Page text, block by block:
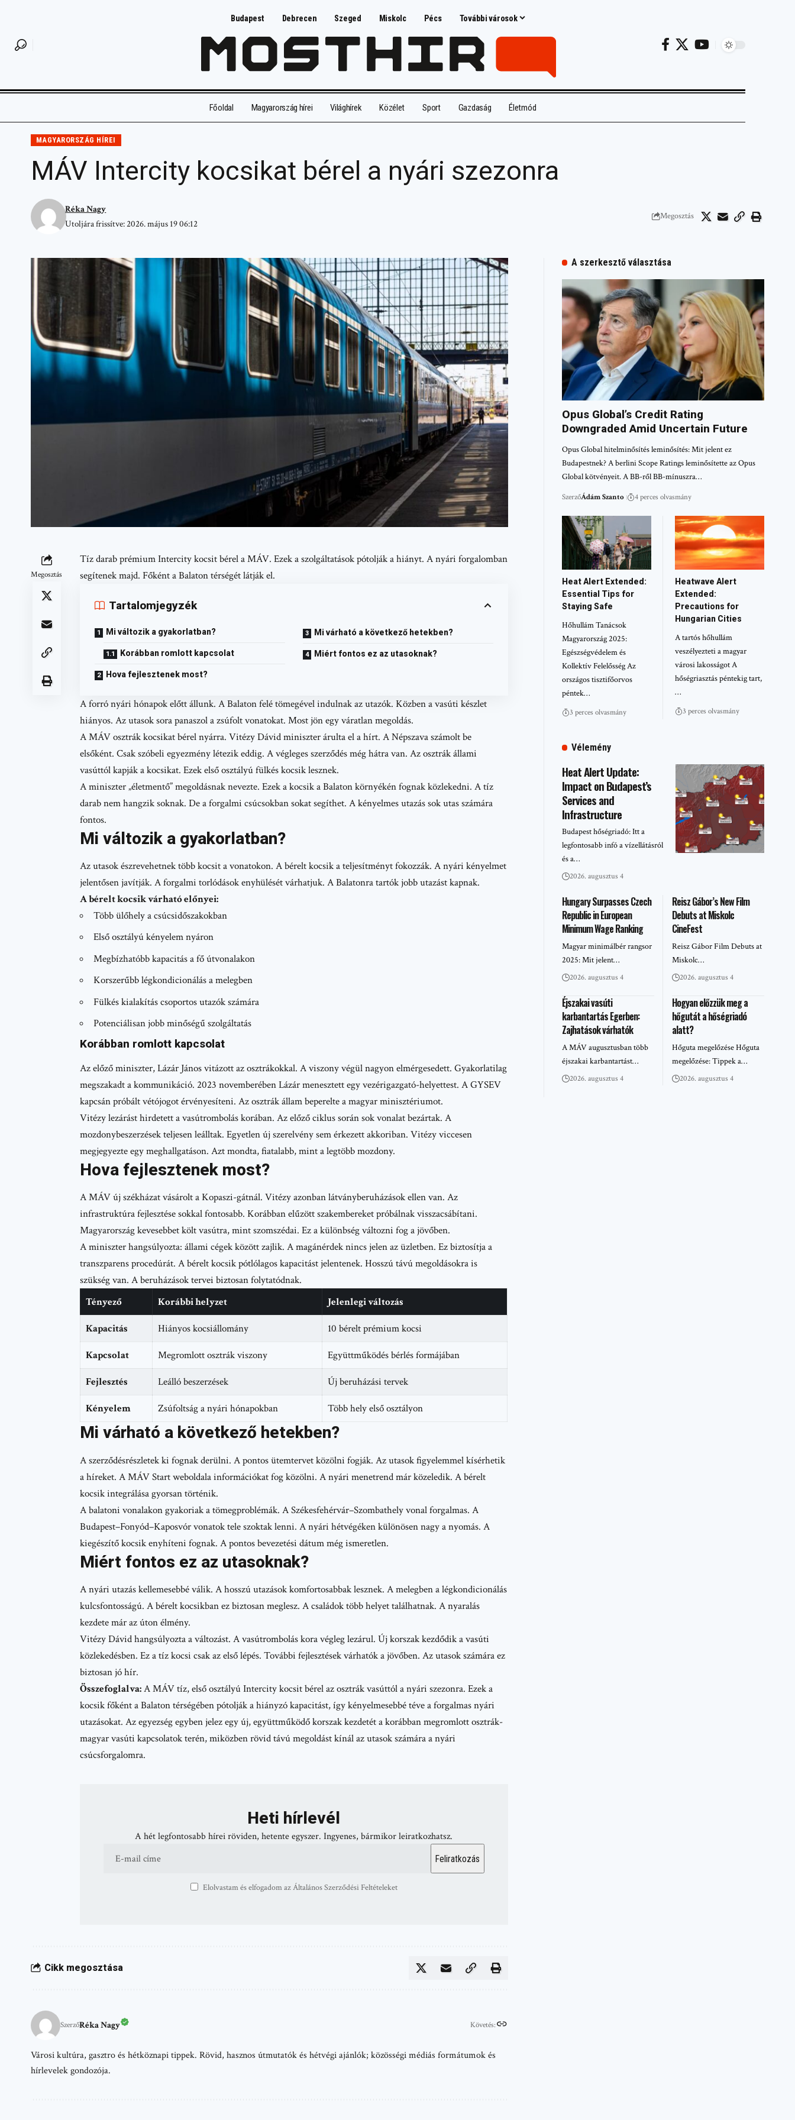
Budapest Debrecen Szeged Miskolc Pécs További városok
Főoldal Magyarország hírei Világhírek Közélet Sport Gazdaság Életmód
MAGYARORSZÁG HÍREI
MÁV Intercity kocsikat bérel a nyári szezonra
Utoljára frissítve: 2026. május 19 06:12
Réka Nagy
Megosztás
Megosztás
Tíz darab prémium Intercity kocsit bérel a MÁV. Ezek a szolgáltatások pótolják a hiányt. A nyári forgalomban
segítenek majd. Főként a Balaton térségét látják el.
Tartalomjegyzék
Mi változik a gyakorlatban?
Korábban romlott kapcsolat
Hova fejlesztenek most?
Mi várható a következő hetekben?
Miért fontos ez az utasoknak?
A forró nyári hónapok előtt állunk. A Balaton felé tömegével indulnak az utazók. Közben a vasúti készlet
hiányos. Az utasok sora panaszol a zsúfolt vonatokat. Most jön egy váratlan megoldás.
A MÁV osztrák kocsikat bérel nyárra. Vitézy Dávid miniszter árulta el a hírt. A Népszava számolt be
elsőként. Csak szóbeli egyezmény létezik eddig. A végleges szerződés még hátra van. Az osztrák állami
vasúttól kapják a kocsikat. Ezek első osztályú fülkés kocsik lesznek.
A miniszter „életmentő” megoldásnak nevezte. Ezek a kocsik a Balaton környékén fognak közlekedni. A tíz
darab nem hangzik soknak. De a forgalmi csúcsokban sokat segíthet. A kényelmes utazás sok utas számára
fontos.
Mi változik a gyakorlatban?
Az utasok észrevehetnek több kocsit a vonatokon. A bérelt kocsik a teljesítményt fokozzák. A nyári kényelmet
jelentősen javítják. A forgalmi torlódások enyhülését várhatjuk. A Balatonra tartók jobb utazást kapnak.
A bérelt kocsik várható előnyei:
Több ülőhely a csúcsidőszakokban
Első osztályú kényelem nyáron
Megbízhatóbb kapacitás a fő útvonalakon
Korszerűbb légkondicionálás a melegben
Fülkés kialakítás csoportos utazók számára
Potenciálisan jobb minőségű szolgáltatás
Korábban romlott kapcsolat
Az előző miniszter, Lázár János vitázott az osztrákokkal. A viszony végül nagyon elmérgesedett. Gyakorlatilag
megszakadt a kommunikáció. 2023 novemberében Lázár menesztett egy vezérigazgató-helyettest. A GYSEV
kapcsán próbált vétójogot érvényesíteni. Az osztrák állam beperelte a magyar minisztériumot.
Vitézy lezárást hirdetett a vasútrombolás korában. Az előző ciklus során sok vonalat bezártak. A
mozdonybeszerzések teljesen leálltak. Egyetlen új szerelvény sem érkezett akkoriban. Vitézy viccesen
megjegyezte egy meghallgatáson. Azt mondta, fiatalabb, mint a legtöbb mozdony.
Hova fejlesztenek most?
A MÁV új székházat vásárolt a Kopaszi-gátnál. Vitézy azonban látványberuházások ellen van. Az
infrastruktúra fejlesztése sokkal fontosabb. Korábban elűzött szakembereket próbálnak visszacsábítani.
Magyarország kevesebbet költ vasútra, mint szomszédai. Ez a különbség változni fog a jövőben.
A miniszter hangsúlyozta: állami cégek között zajlik. A magánérdek nincs jelen az üzletben. Ez biztosítja a
transzparens procedúrát. A bérelt kocsik pótlólagos kapacitást jelentenek. Hosszú távú megoldásokra is
szükség van. A beruházások tervei biztosan folytatódnak.
Tényező
Korábbi helyzet Jelenlegi változás
Kapacitás Hiányos kocsiállomány 10 bérelt prémium kocsi
Kapcsolat Megromlott osztrák viszony Együttműködés bérlés formájában
Fejlesztés Leálló beszerzések Új beruházási tervek
Kényelem Zsúfoltság a nyári hónapokban Több hely első osztályon
Mi várható a következő hetekben?
A szerződésrészletek ki fognak derülni. A pontos ütemtervet közölni fogják. Az utasok figyelemmel kísérhetik
a híreket. A MÁV Start weboldala információkat fog közölni. A nyári menetrend már közeledik. A bérelt
kocsik integrálása gyorsan történik.
A balatoni vonalakon gyakoriak a tömegproblémák. A Székesfehérvár–Szombathely vonal forgalmas. A
Budapest–Fonyód–Kaposvór vonatok tele szoktak lenni. A nyári hétvégéken különösen nagy a nyomás. A
kiegészítő kocsik enyhíteni fognak. A pontos bevezetési dátum még ismeretlen.
Miért fontos ez az utasoknak?
A nyári utazás kellemesebbé válik. A hosszú utazások komfortosabbak lesznek. A melegben a légkondicionálás
kulcsfontosságú. A bérelt kocsikban ez biztosan meglesz. A családok több helyet találhatnak. A nyaralás
kezdete már az úton élmény.
Vitézy Dávid hangsúlyozta a változást. A vasútrombolás kora végleg lezárul. Új korszak kezdődik a vasúti
közlekedésben. Ez a tíz kocsi csak az első lépés. További fejlesztések várhatók a jövőben. Az utasok számára ez
biztosan jó hír.
Összefoglalva:A MÁV tíz, első osztályú Intercity kocsit bérel az osztrák vasúttól a nyári szezonra. Ezek a
kocsik főként a Balaton térségében pótolják a hiányzó kapacitást, így kényelmesebbé téve a forgalmas nyári
utazásokat. Az egyezség egyben jelez egy új, együttműködő korszak kezdetét a korábban megromlott osztrák-
magyar vasúti kapcsolatok terén, miközben rövid távú megoldást kínál az utasok számára a nyári
csúcsforgalomra.
Heti hírlevél
A hét legfontosabb hírei röviden, hetente egyszer. Ingyenes, bármikor leiratkozhatsz.
Elolvastam és elfogadom az Általános Szerződési Feltételeket
Cikk megosztása
SzerzőRéka Nagy Követés:
Városi kultúra, gasztro és hétköznapi tippek. Rövid, hasznos útmutatók és hétvégi ajánlók; közösségi médiás formátumok és
hírlevelek gondozója.
A szerkesztő választása
Opus Global’s Credit Rating
Downgraded Amid Uncertain Future
Opus Global hitelminősítés leminősítés: Mit jelent ez
Budapestnek? A berlini Scope Ratings leminősítette az Opus
Global kötvényeit. A BB-ről BB-mínuszra…
SzerzőÁdám Szanto 4 perces olvasmány
Heat Alert Extended:
Essential Tips for
Staying Safe
Hőhullám Tanácsok
Magyarország 2025:
Egészségvédelem és
Kollektív Felelősség Az
országos tisztifőorvos
péntek…
3 perces olvasmány
Heatwave Alert
Extended:
Precautions for
Hungarian Cities
A tartós hőhullám
veszélyezteti a magyar
városi lakosságot A
hőségriasztás péntekig tart,
…
3 perces olvasmány
Vélemény
Heat Alert Update:
Impact on Budapest’s
Services and
Infrastructure
Budapest hőségriadó: Itt a
legfontosabb infó a vízellátásról
és a…
2026. augusztus 4
Hungary Surpasses Czech
Republic in European
Minimum Wage Ranking
Magyar minimálbér rangsor
2025: Mit jelent…
2026. augusztus 4
Reisz Gábor’s New Film
Debuts at Miskolc
CineFest
Reisz Gábor Film Debuts at
Miskolc…
2026. augusztus 4
Éjszakai vasúti
karbantartás Egerben:
Zajhatások várhatók
A MÁV augusztusban több
éjszakai karbantartást…
2026. augusztus 4
Hogyan előzzük meg a
hőgutát a hőségriadó
alatt?
Hőguta megelőzése Hőguta
megelőzése: Tippek a…
2026. augusztus 4